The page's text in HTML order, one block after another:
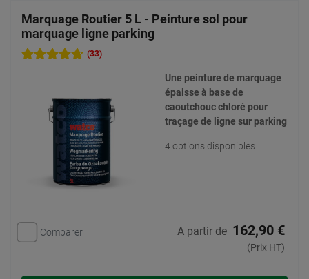
Marquage Routier 5 L - Peinture sol pour
marquage ligne parking
(33)
Une peinture de marquage
épaisse à base de
caoutchouc chloré pour
traçage de ligne sur parking
4 options disponibles
Comparer A partir de 162,90 €
(Prix HT)